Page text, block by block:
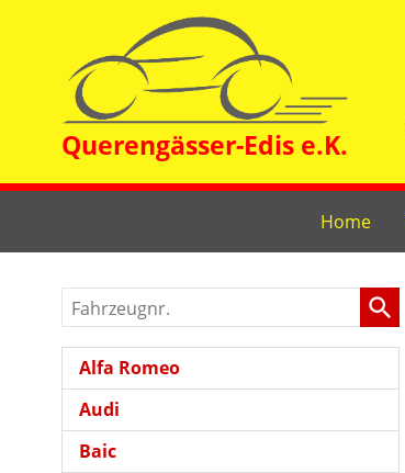
Home
Fahrzeugnr.
Alfa Romeo
Audi
Baic